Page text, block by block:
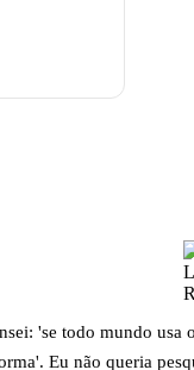
'se todo mundo usa
Eu não queria